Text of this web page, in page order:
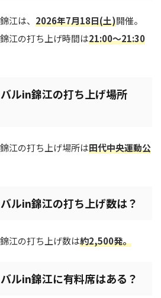
江は、 2026年7月18日(土)開催。
江の打ち上げ時間は21:00～21:30
ルin錦江の打ち上げ場所
江の打ち上げ場所は田代中央運動公
ルin錦江の打ち上げ数は？
江の打ち上げ数は約2,500発。
ルin錦江に有料席はある？